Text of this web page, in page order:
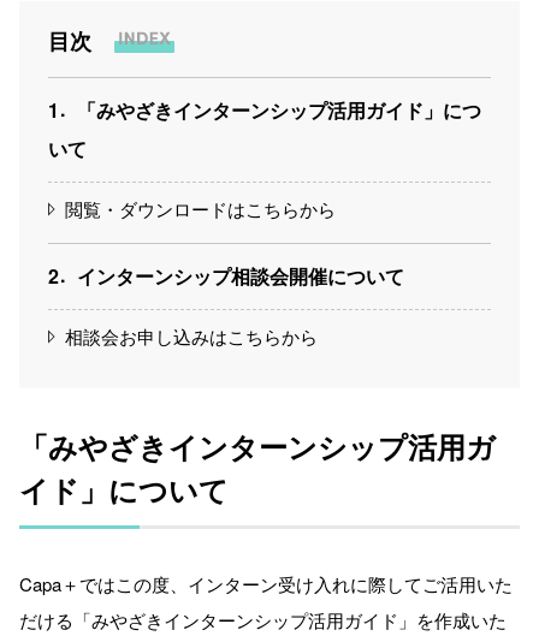
目次
1
「みやざきインターンシップ活用ガイド」につ
いて
閲覧・ダウンロードはこちらから
2 インターンシップ相談会開催について
相談会お申し込みはこちらから
「みやざきインターンシップ活用ガ
イド」について
Capa＋ではこの度、インターン受け入れに際してご活用いた
だける「みやざきインターンシップ活用ガイド」を作成いた